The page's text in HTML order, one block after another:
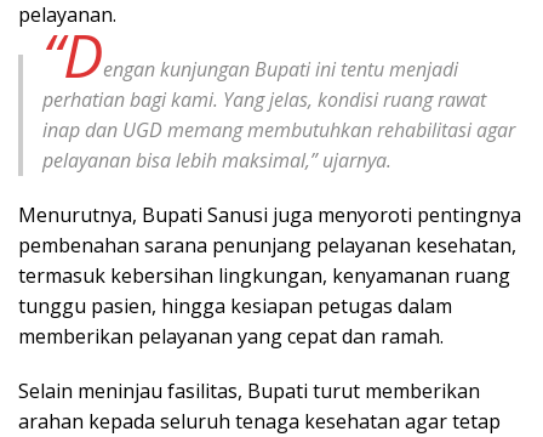
pelayanan.
“Dengan kunjungan Bupati ini tentu menjadi
perhatian bagi kami. Yang jelas, kondisi ruang rawat
inap dan UGD memang membutuhkan rehabilitasi agar
pelayanan bisa lebih maksimal,” ujarnya.
Menurutnya, Bupati Sanusi juga menyoroti pentingnya
pembenahan sarana penunjang pelayanan kesehatan,
termasuk kebersihan lingkungan, kenyamanan ruang
tunggu pasien, hingga kesiapan petugas dalam
memberikan pelayanan yang cepat dan ramah.
Selain meninjau fasilitas, Bupati turut memberikan
arahan kepada seluruh tenaga kesehatan agar tetap